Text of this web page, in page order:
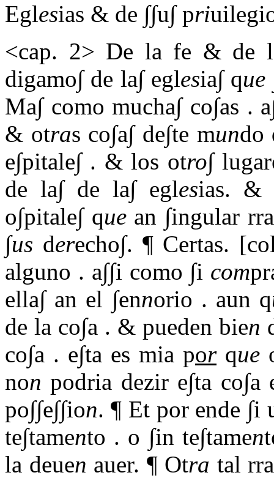
Eglesias & de ∫∫u∫ pri
<cap. 2> De la fe & de
digamo∫ de la∫ eglesia∫ que
Ma∫ como mucha∫ co∫as .
& otras co∫a∫ de∫te mundo
e∫pitale∫ . & los otro∫
de la∫ de la∫ eglesias. &
o∫pitale∫ quean ∫ingular
∫us derecho∫. ¶ Certas.
alguno . a∫∫i como ∫i com
ella∫ an el ∫ennorio . aun q
de la co∫a . & pueden bien
co∫a . e∫ta es mia porque
non podria dezir e∫ta co∫a
po∫∫e∫∫ion. ¶ Et por ende ∫i
te∫tamento . o ∫in te∫tamen
la deuen auer. ¶ Otra tal